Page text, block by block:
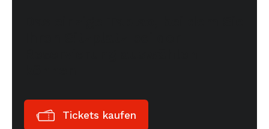
Tickets kaufen